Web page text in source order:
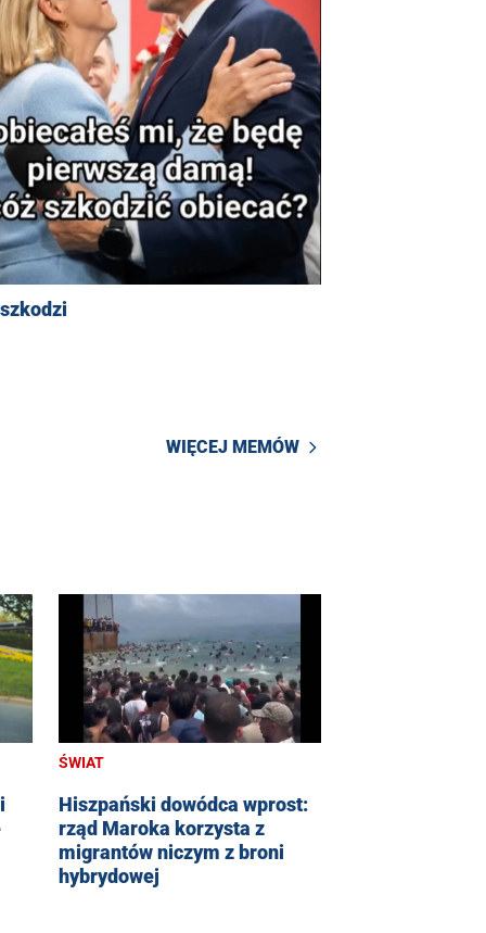
WIĘCEJ MEMÓW
ŚWIAT
Hiszpański dowódca wprost:
rząd Maroka korzysta z
migrantów niczym z broni
hybrydowej